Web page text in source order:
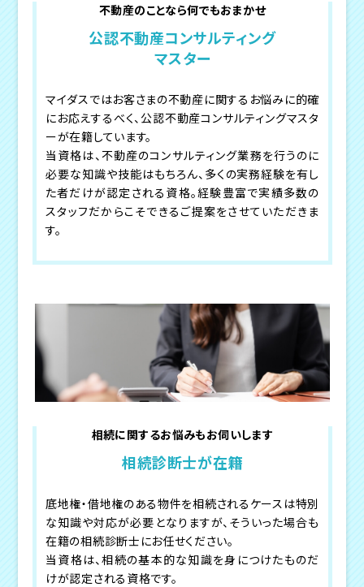
不動産のことなら何でもおまかせ
公認不動産コンサルティング
マスター
マイダスではお客さまの不動産に関するお悩みに的確
にお応えするべく、公認不動産コンサルティングマスタ
ーが在籍しています。
当資格は、不動産のコンサルティング業務を行うのに
必要な知識や技能はもちろん、多くの実務経験を有し
た者だけが認定される資格。経験豊富で実績多数の
スタッフだからこそできるご提案をさせていただきま
す。
相続に関するお悩みもお伺いします
相続診断士が在籍
底地権・借地権のある物件を相続されるケースは特別
な知識や対応が必要となりますが、そういった場合も
在籍の相続診断士にお任せください。
当資格は、相続の基本的な知識を身につけたものだ
けが認定される資格です。